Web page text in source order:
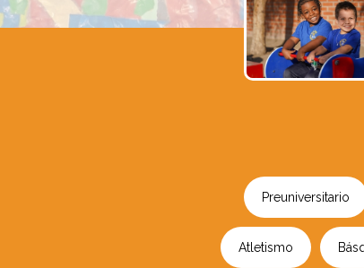
Preuniversitario
Atletismo